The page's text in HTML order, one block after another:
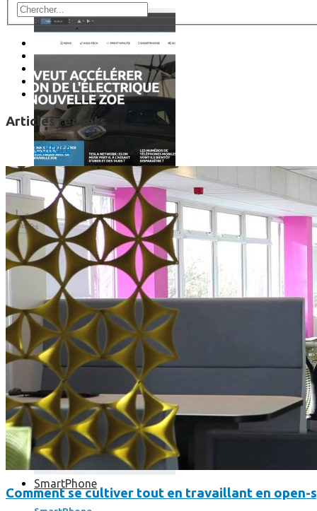
Où en sont les forfaits mobiles pour les pros ?
SmartPhone
Articles récents
Culture
Comment se cultiver tout en travaillant en open-